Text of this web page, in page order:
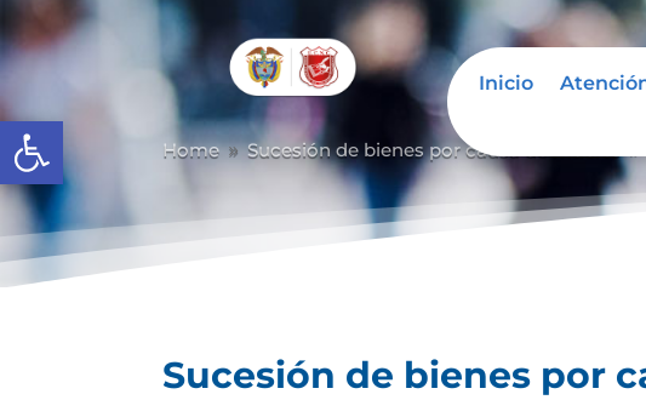
Abrir barra de herramientas
Inicio
Home 9 Sucesión de bienes por causa de muerte
Sucesión de bienes por